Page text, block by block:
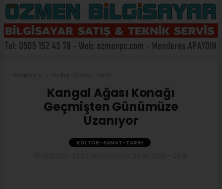
Kangal Ağası Konağı
Geçmişten Günümüze
Uzanıyor
KÜLTÜR-SANAT-TARIH